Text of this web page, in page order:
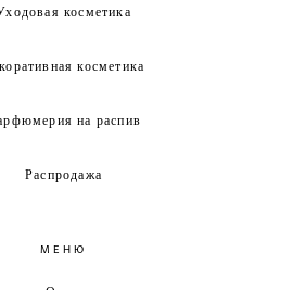
косметика
косметика
на распив
Распродажа
МЕНЮ